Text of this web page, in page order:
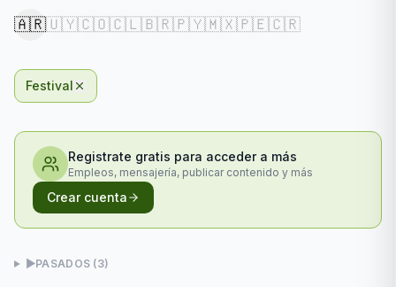
🇦🇷🇺🇾🇨🇴🇨🇱🇧🇷🇵🇾🇲🇽🇵🇪🇨🇷
Festival
Registrate gratis para acceder a más
Empleos, mensajería, publicar contenido y más
Crear cuenta
▶PASADOS (3)